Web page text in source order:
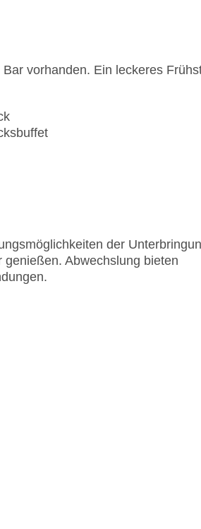
Bar vorhanden. Ein leckeres
der
Abwechslung bieten